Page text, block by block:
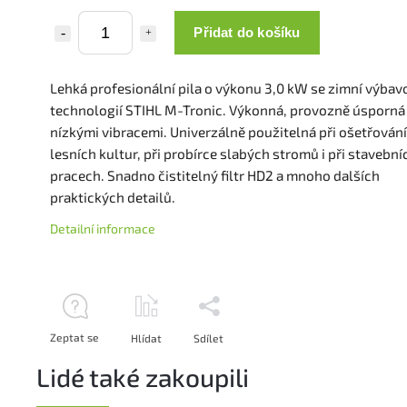
Přidat do košíku
Lehká profesionální pila o výkonu 3,0 kW se zimní
technologií STIHL M-Tronic. Výkonná, provozně úsporná
nízkými vibracemi. Univerzálně použitelná při ošetřování
lesních kultur, při probírce slabých stromů i při
pracech. Snadno čistitelný filtr HD2 a mnoho dalších
praktických detailů.
Detailní informace
Zeptat se Hlídat Sdílet
Lidé také zakoupili